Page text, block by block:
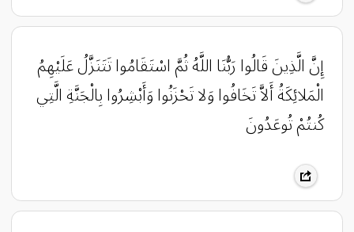
‏إِنَّ الَّذِينَ قَالُوا رَبُّنَا اللَّهُ ثُمَّ اسْتَقَامُوا تَتَنَزَّلُ عَلَيْهِمُ
الْمَلائِكَةُ أَلاَّ تَخَافُوا وَلا تَحْزَنُوا وَأَبْشِرُوا بِالْجَنَّةِ الَّتِي
كُنتُمْ تُوعَدُونَ